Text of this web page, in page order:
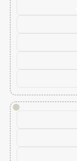
!